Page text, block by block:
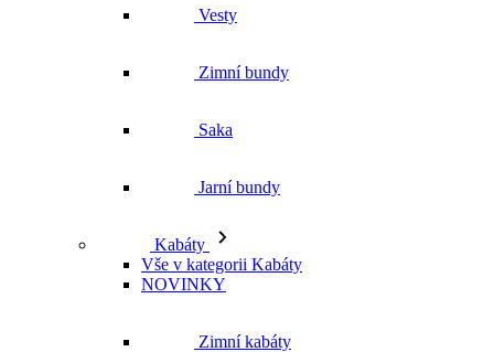
Vesty
Zimní bundy
Saka
Jarní bundy
Kabáty
Vše v kategorii Kabáty
NOVINKY
Zimní kabáty